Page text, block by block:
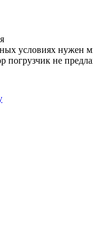
условиях нужен
погрузчик не